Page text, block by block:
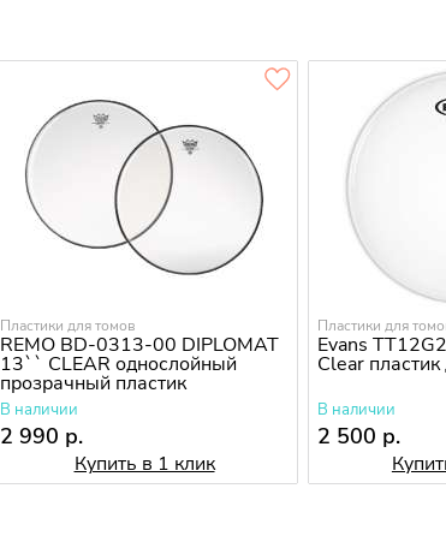
Пластики для томов
REMO BD-0313-00 DIPLOMAT
13`` CLEAR однослойный
прозрачный пластик
В наличии
2 990 р.
Купить в 1 клик
Пластики для
Evans
Clear
В наличии
2 500 р.